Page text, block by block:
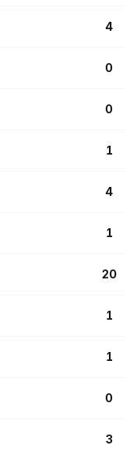
4
0
0
1
4
1
20
1
1
0
3